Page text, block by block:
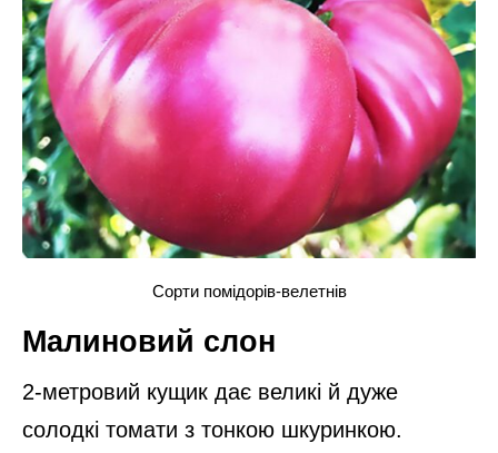
Сорти помідорів-велетнів
Малиновий слон
2-метровий кущик дає великі й дуже
солодкі томати з тонкою шкуринкою.